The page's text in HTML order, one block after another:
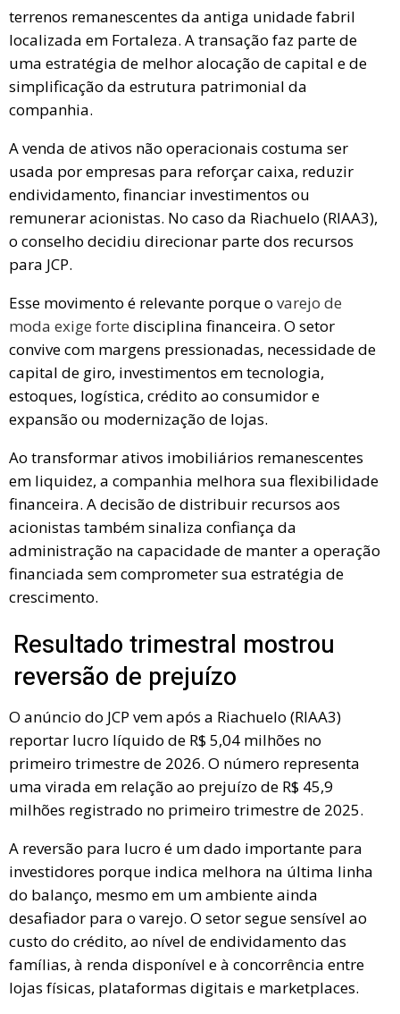
terrenos remanescentes da antiga unidade fabril
localizada em Fortaleza. A transação faz parte de
uma estratégia de melhor alocação de capital e de
simplificação da estrutura patrimonial da
companhia.
A venda de ativos não operacionais costuma ser
usada por empresas para reforçar caixa, reduzir
endividamento, financiar investimentos ou
remunerar acionistas. No caso da Riachuelo (RIAA3),
o conselho decidiu direcionar parte dos recursos
para JCP.
Esse movimento é relevante porque o varejo de
moda exige forte disciplina financeira. O setor
convive com margens pressionadas, necessidade de
capital de giro, investimentos em tecnologia,
estoques, logística, crédito ao consumidor e
expansão ou modernização de lojas.
Ao transformar ativos imobiliários remanescentes
em liquidez, a companhia melhora sua flexibilidade
financeira. A decisão de distribuir recursos aos
acionistas também sinaliza confiança da
administração na capacidade de manter a operação
financiada sem comprometer sua estratégia de
crescimento.
Resultado trimestral mostrou
reversão de prejuízo
O anúncio do JCP vem após a Riachuelo (RIAA3)
reportar lucro líquido de R$ 5,04 milhões no
primeiro trimestre de 2026. O número representa
uma virada em relação ao prejuízo de R$ 45,9
milhões registrado no primeiro trimestre de 2025.
A reversão para lucro é um dado importante para
investidores porque indica melhora na última linha
do balanço, mesmo em um ambiente ainda
desafiador para o varejo. O setor segue sensível ao
custo do crédito, ao nível de endividamento das
famílias, à renda disponível e à concorrência entre
lojas físicas, plataformas digitais e marketplaces.